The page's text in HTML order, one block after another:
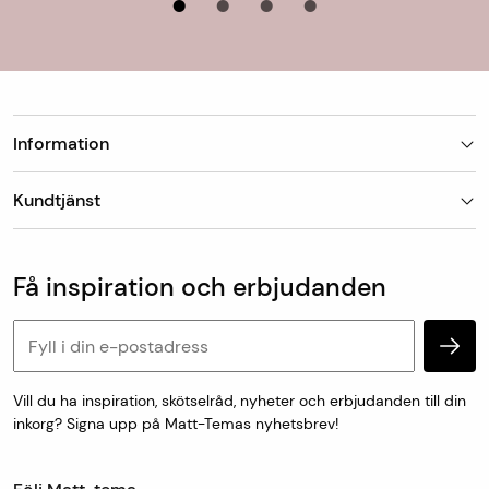
Information
Om Matt-Tema
Vanliga frågor
Kundtjänst
Köp & leveransvillkor
Retur & reklamation
Personuppgifter och cookies
Få inspiration och erbjudanden
Vill du ha inspiration, skötselråd, nyheter och erbjudanden till din
inkorg? Signa upp på Matt-Temas nyhetsbrev!